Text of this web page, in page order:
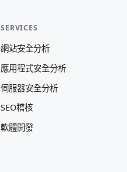
SERVICES
網站安全分析
應用程式安全分析
伺服器安全分析
SEO稽核
軟體開發